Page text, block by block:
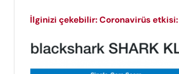
İlginizi çekebilir: Coronavirüs